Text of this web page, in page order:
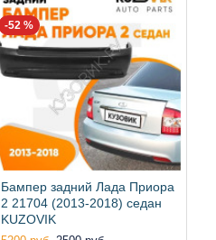
-52 %
Бампер задний Лада Приора
2 21704 (2013-2018) седан
KUZOVIK